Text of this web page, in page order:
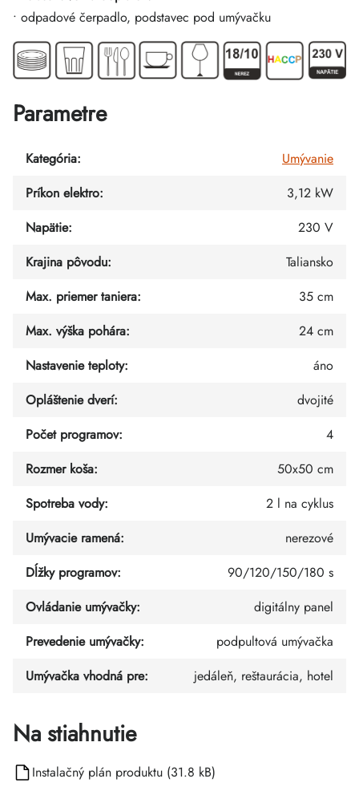
• odpadové čerpadlo, podstavec pod umývačku
Parametre
Kategória:
Umývanie
Príkon elektro:
3,12 kW
Napätie:
230 V
Krajina pôvodu:
Taliansko
Max. priemer taniera:
35 cm
Max. výška pohára:
24 cm
Nastavenie teploty:
áno
Opláštenie dverí:
dvojité
Počet programov:
4
Rozmer koša:
50x50 cm
Spotreba vody:
2 l na cyklus
Umývacie ramená:
nerezové
Dĺžky programov:
90/120/150/180 s
Ovládanie umývačky:
digitálny panel
Prevedenie umývačky:
podpultová umývačka
Umývačka vhodná pre: jedáleň, reštaurácia, hotel
Na stiahnutie
Instalačný plán produktu (31.8 kB)